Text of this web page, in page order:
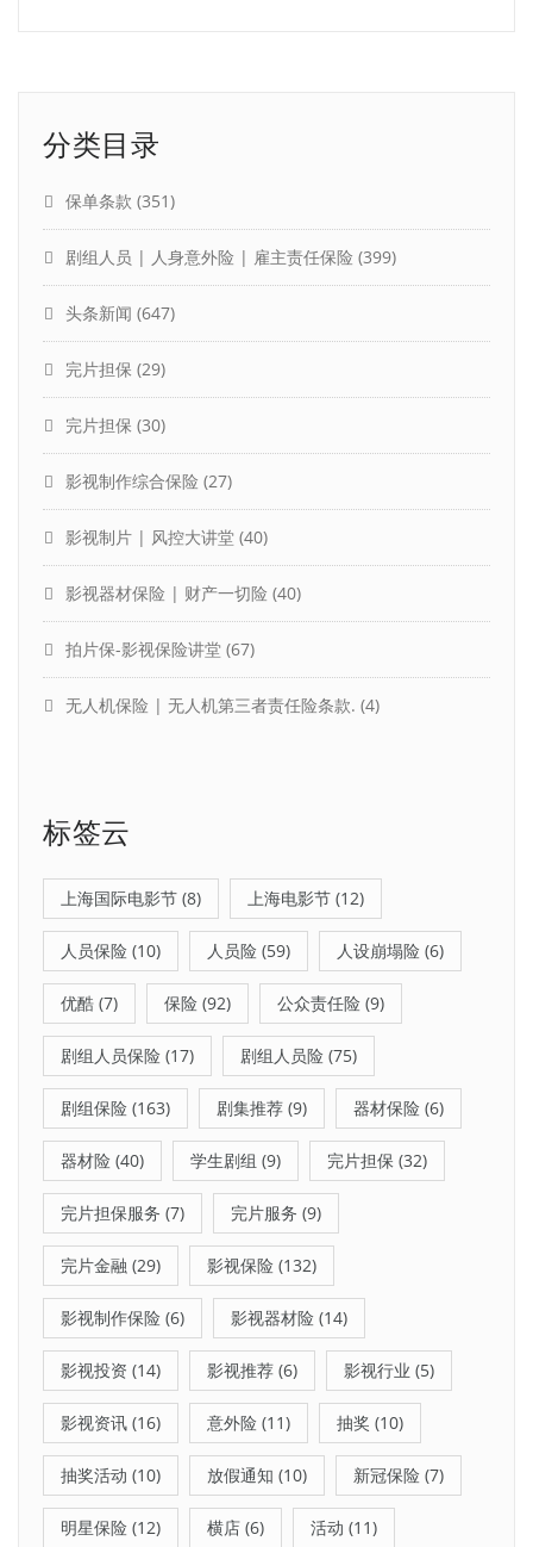
分类目录
保单条款 (351)
剧组人员 | 人身意外险 | 雇主责任保险 (399)
头条新闻 (647)
完片担保 (29)
完片担保 (30)
影视制作综合保险 (27)
影视制片 | 风控大讲堂 (40)
影视器材保险 | 财产一切险 (40)
拍片保-影视保险讲堂 (67)
无人机保险 | 无人机第三者责任险条款. (4)
标签云
上海国际电影节 (8) 上海电影节 (12)
人员保险 (10) 人员险 (59) 人设崩塌险 (6)
优酷 (7) 保险 (92) 公众责任险 (9)
剧组人员保险 (17) 剧组人员险 (75)
剧组保险 (163) 剧集推荐 (9) 器材保险 (6)
器材险 (40) 学生剧组 (9) 完片担保 (32)
完片担保服务 (7) 完片服务 (9)
完片金融 (29) 影视保险 (132)
影视制作保险 (6) 影视器材险 (14)
影视投资 (14) 影视推荐 (6) 影视行业 (5)
影视资讯 (16) 意外险 (11) 抽奖 (10)
抽奖活动 (10) 放假通知 (10) 新冠保险 (7)
明星保险 (12) 横店 (6) 活动 (11)